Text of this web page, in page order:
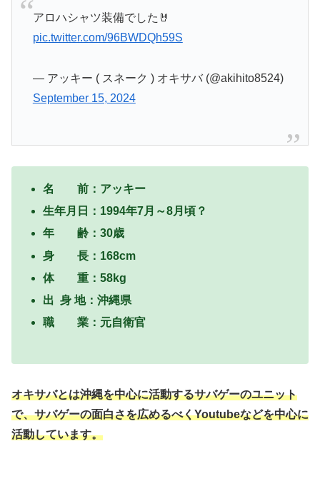
アロハシャツ装備でした🤘
pic.twitter.com/96BWDQh59S
— アッキー ( スネーク ) オキサバ (@akihito8524)
September 15, 2024
名 前：アッキー
生年月日：1994年7月～8月頃？
年 齢：30歳
身 長：168cm
体 重：58kg
出 身 地：沖縄県
職 業：元自衛官
オキサバとは沖縄を中心に活動するサバゲーのユニット
で、サバゲーの面白さを広めるべくYoutubeなどを中心に
活動しています。